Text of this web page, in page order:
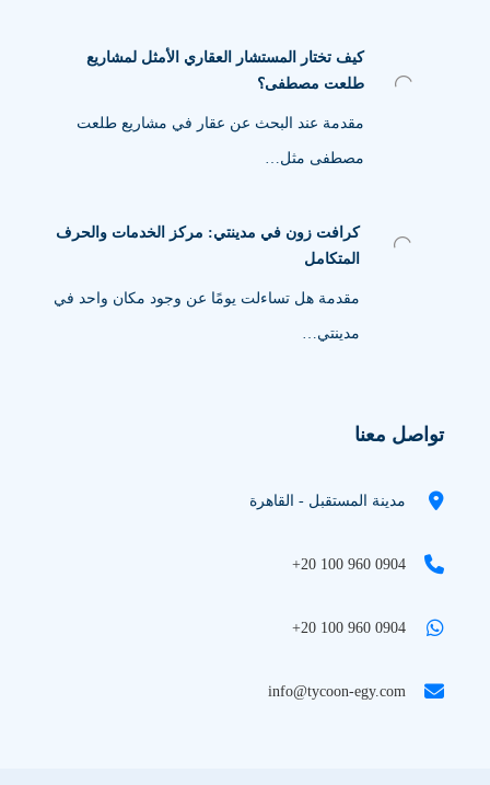
كيف تختار المستشار العقاري الأمثل لمشاريع
طلعت مصطفى؟
مقدمة عند البحث عن عقار في مشاريع طلعت
مصطفى مثل…
كرافت زون في مدينتي: مركز الخدمات والحرف
المتكامل
مقدمة هل تساءلت يومًا عن وجود مكان واحد في
مدينتي…
تواصل معنا
مدينة المستقبل - القاهرة
+20 100 960 0904
+20 100 960 0904
info@tycoon-egy.com